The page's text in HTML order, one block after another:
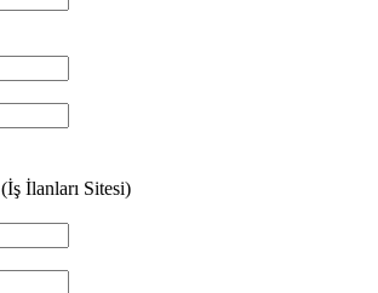
(İş İlanları Sitesi)